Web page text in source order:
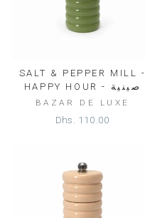
SALT & PEPPER MILL -
HAPPY HOUR - صينية
BAZAR DE LUXE
Dhs. 110.00